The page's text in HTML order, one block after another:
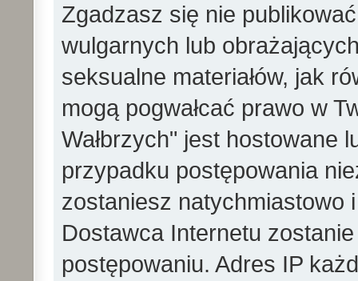
Zgadzasz się nie
wulgarnych lub
seksualne materiałów, jak
mogą pogwałcać prawo w
Wałbrzych" jest hostowane
przypadku postępowania
zostaniesz natychmiastowo
Dostawca Internetu
postępowaniu. Adres IP